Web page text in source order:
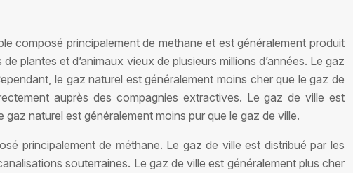
composé principalement de methane et est généralement produit
plantes et d’animaux vieux de plusieurs millions d’années. Le gaz
le gaz naturel est généralement moins cher que le gaz de
auprès des compagnies extractives. Le gaz de ville est
naturel est généralement moins pur que le gaz de ville.
principalement de méthane. Le gaz de ville est distribué par les
souterraines. Le gaz de ville est généralement plus cher